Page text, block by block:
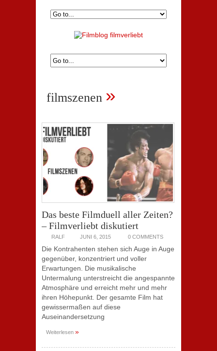
filmszenen »
Das beste Filmduell aller Zeiten?
– Filmverliebt diskutiert
RALF JUNI 6, 2015 0 COMMENTS
Die Kontrahenten stehen sich Auge in Auge
gegenüber, konzentriert und voller
Erwartungen. Die musikalische
Untermalung unterstreicht die angespannte
Atmosphäre und erreicht mehr und mehr
ihren Höhepunkt. Der gesamte Film hat
gewissermaßen auf diese
Auseinandersetzung
Weiterlesen »